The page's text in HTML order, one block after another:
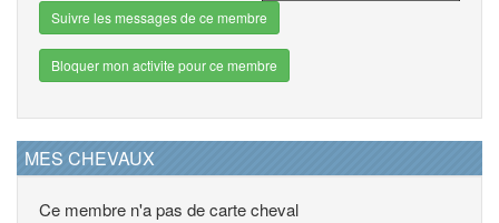
Suivre les messages de ce membre
Bloquer mon activite pour ce membre
MES CHEVAUX
Ce membre n'a pas de carte cheval